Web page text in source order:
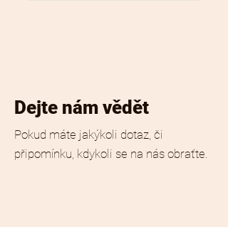
Dejte nám vědět
Pokud máte jakýkoli dotaz, či
připomínku, kdykoli se na nás obraťte.